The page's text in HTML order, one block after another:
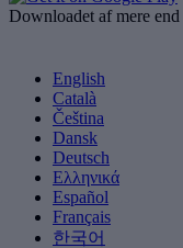
Downloadet af mere end
English
Català
Čeština
Dansk
Deutsch
Ελληνικά
Español
Français
한국어